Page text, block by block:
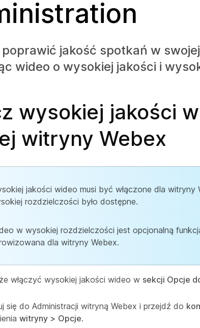
jakość spotkań w
wideo o wysokiej jakości i
wysokiej jakości
witryny Webex
jakości wideo musi być włączone dla
rozdzielczości było dostępne.
w wysokiej rozdzielczości jest opcjonalną
dla witryny Webex.
włączyć wysokiej jakości wideo w sekcji Opcje
się do Administracji witryną Webex i przejdź do
witryny > Opcje.